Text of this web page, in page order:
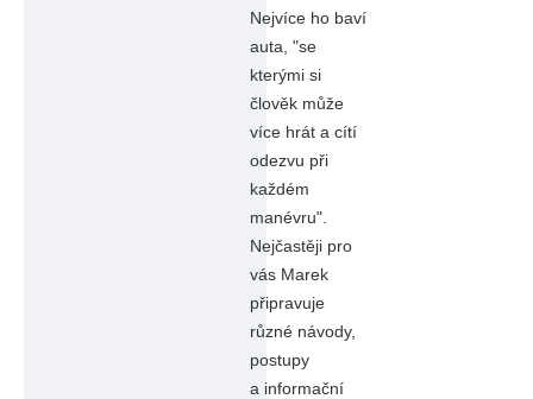
Nejvíce ho baví
auta, "se
kterými si
člověk může
více hrát a cítí
odezvu při
každém
manévru".
Nejčastěji pro
vás Marek
připravuje
různé návody,
postupy
a informační